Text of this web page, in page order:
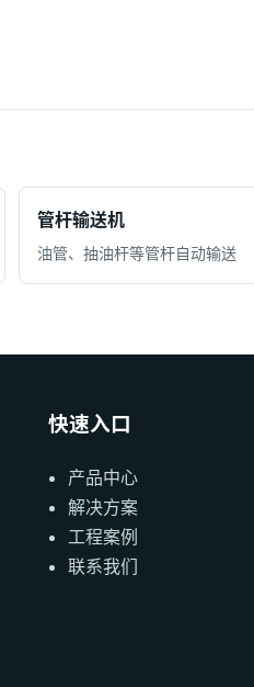
管杆输送机
油管、抽油杆等管杆自动输送
快速入口
产品中心
解决方案
工程案例
联系我们